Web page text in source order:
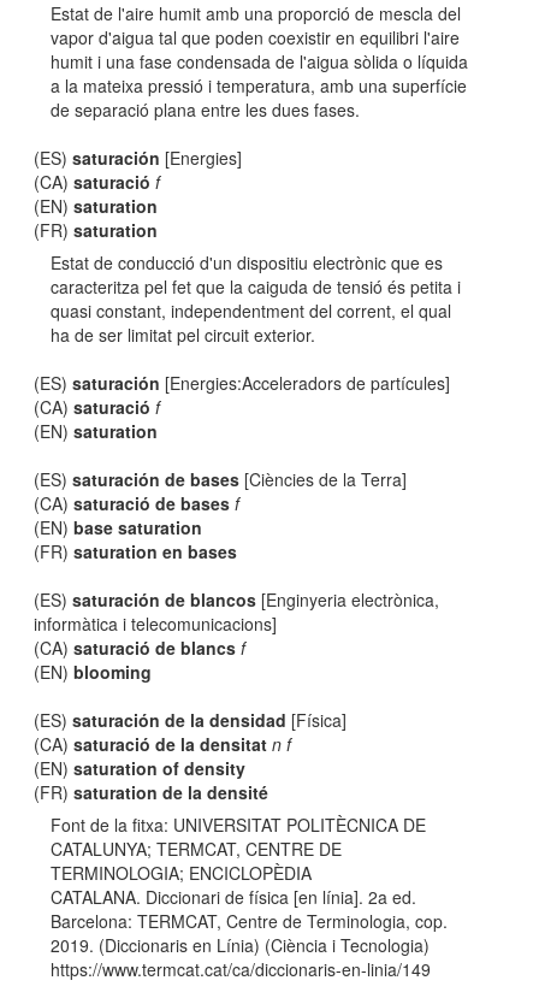
Estat de l'aire humit amb una proporció de mescla del
vapor d'aigua tal que poden coexistir en equilibri l'aire
humit i una fase condensada de l'aigua sòlida o líquida
a la mateixa pressió i temperatura, amb una superfície
de separació plana entre les dues fases.
(ES)saturación [Energies]
(CA)saturació f
(EN)saturation
(FR)saturation
Estat de conducció d'un dispositiu electrònic que es
caracteritza pel fet que la caiguda de tensió és petita i
quasi constant, independentment del corrent, el qual
ha de ser limitat pel circuit exterior.
(ES)saturación [Energies:Acceleradors de partícules]
(CA)saturació f
(EN)saturation
(ES)saturación de bases [Ciències de la Terra]
(CA)saturació de bases f
(EN)base saturation
(FR)saturation en bases
(ES)saturación de blancos [Enginyeria electrònica,
informàtica i telecomunicacions]
(CA)saturació de blancs f
(EN)blooming
(ES)saturación de la densidad [Física]
(CA)saturació de la densitat n f
(EN)saturation of density
(FR)saturation de la densité
Font de la fitxa: UNIVERSITAT POLITÈCNICA DE
CATALUNYA; TERMCAT, CENTRE DE
TERMINOLOGIA; ENCICLOPÈDIA
CATALANA. Diccionari de física [en línia]. 2a ed.
Barcelona: TERMCAT, Centre de Terminologia, cop.
2019. (Diccionaris en Línia) (Ciència i Tecnologia)
https://www.termcat.cat/ca/diccionaris-en-linia/149